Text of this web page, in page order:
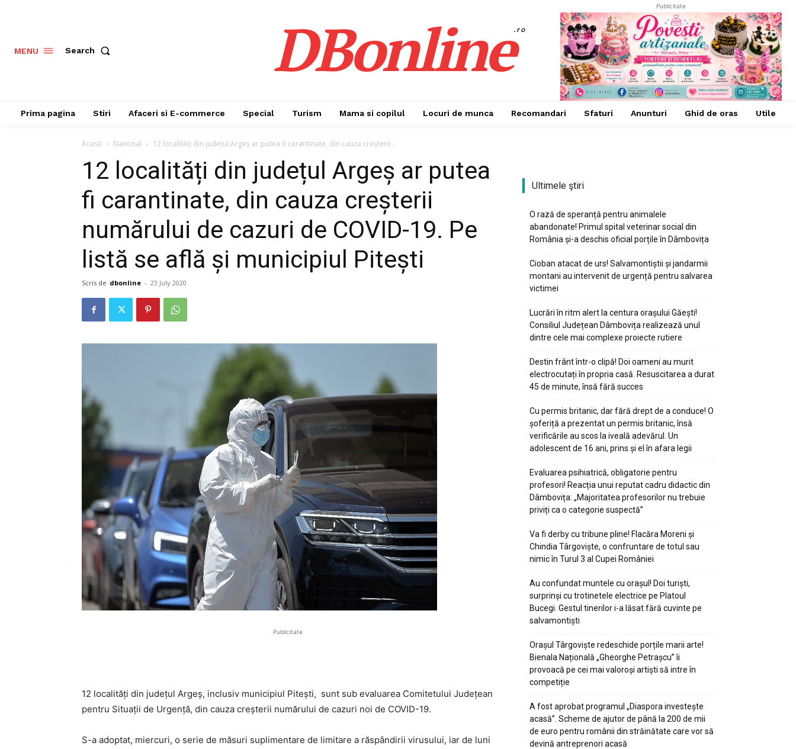
MENU Search DBonline.ro
Publicitate
Prima pagina Stiri Afaceri si E-commerce Special Turism Mama si copilul Locuri de munca Recomandari Sfaturi Anunturi Ghid de oras Utile
Acasă National 12 localități din județul Argeș ar putea fi carantinate, din cauza creșterii...
12 localități din județul Argeș ar putea
fi carantinate, din cauza creșterii
numărului de cazuri de COVID-19. Pe
listă se află și municipiul Pitești
Scris de dbonline - 23 July 2020
Publicitate
12 localități din județul Argeș, inclusiv municipiul Pitești, sunt sub evaluarea Comitetului Județean
pentru Situații de Urgență, din cauza creșterii numărului de cazuri noi de COVID-19.
S-a adoptat, miercuri, o serie de măsuri suplimentare de limitare a răspândirii virusului, iar de luni
Ultimele ştiri
O rază de speranță pentru animalele
abandonate! Primul spital veterinar social din
România și-a deschis oficial porțile în Dâmbovița
Cioban atacat de urs! Salvamontiștii și jandarmii
montani au intervenit de urgență pentru salvarea
victimei
Lucrări în ritm alert la centura orașului Găești!
Consiliul Județean Dâmbovița realizează unul
dintre cele mai complexe proiecte rutiere
Destin frânt într-o clipă! Doi oameni au murit
electrocutați în propria casă. Resuscitarea a durat
45 de minute, însă fără succes
Cu permis britanic, dar fără drept de a conduce! O
șoferiță a prezentat un permis britanic, însă
verificările au scos la iveală adevărul. Un
adolescent de 16 ani, prins și el în afara legii
Evaluarea psihiatrică, obligatorie pentru
profesori! Reacția unui reputat cadru didactic din
Dâmbovița: „Majoritatea profesorilor nu trebuie
priviți ca o categorie suspectă”
Va fi derby cu tribune pline! Flacăra Moreni și
Chindia Târgoviște, o confruntare de totul sau
nimic în Turul 3 al Cupei României
Au confundat muntele cu orașul! Doi turiști,
surprinși cu trotinetele electrice pe Platoul
Bucegi. Gestul tinerilor i-a lăsat fără cuvinte pe
salvamontiști
Orașul Târgoviște redeschide porțile marii arte!
Bienala Națională „Gheorghe Petrașcu” îi
provoacă pe cei mai valoroși artiști să intre în
competiție
A fost aprobat programul „Diaspora investește
acasă”. Scheme de ajutor de până la 200 de mii
de euro pentru românii din străinătate care vor să
devină antreprenori acasă